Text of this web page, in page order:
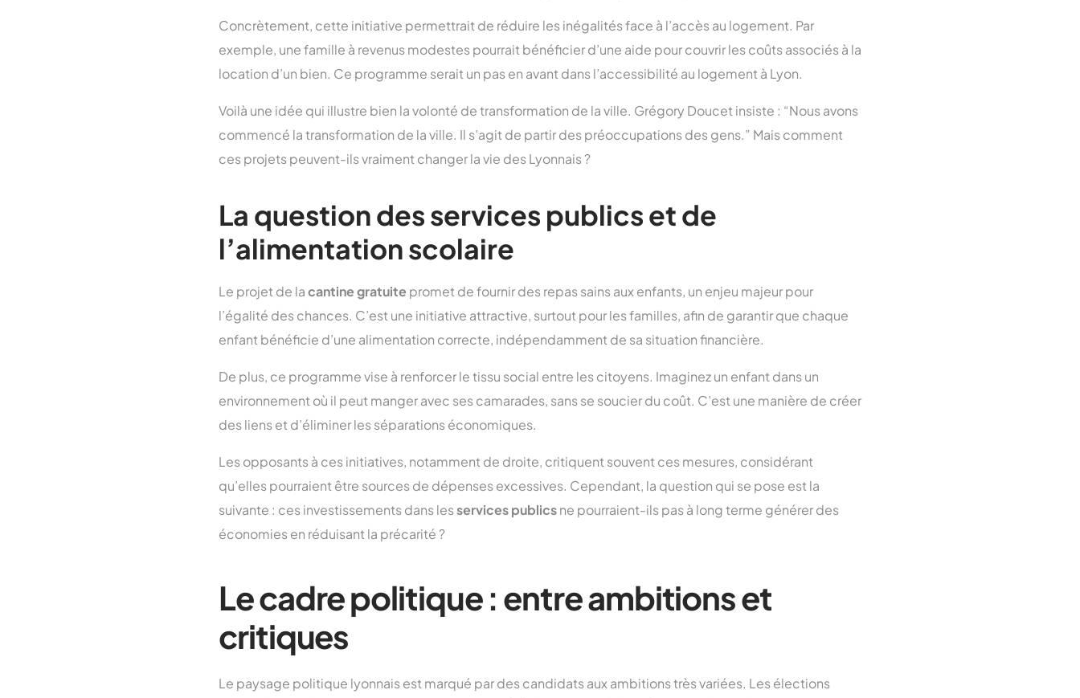
Concrètement, cette initiative permettrait de réduire les inégalités face à l’accès au logement. Par
exemple, une famille à revenus modestes pourrait bénéficier d’une aide pour couvrir les coûts associés à la
location d’un bien. Ce programme serait un pas en avant dans l’accessibilité au logement à Lyon.
Voilà une idée qui illustre bien la volonté de transformation de la ville. Grégory Doucet insiste : “Nous avons
commencé la transformation de la ville. Il s’agit de partir des préoccupations des gens.” Mais comment
ces projets peuvent-ils vraiment changer la vie des Lyonnais ?
La question des services publics et de
l’alimentation scolaire
Le projet de lacantine gratuite promet de fournir des repas sains aux enfants, un enjeu majeur pour
l’égalité des chances. C’est une initiative attractive, surtout pour les familles, afin de garantir que chaque
enfant bénéficie d’une alimentation correcte, indépendamment de sa situation financière.
De plus, ce programme vise à renforcer le tissu social entre les citoyens. Imaginez un enfant dans un
environnement où il peut manger avec ses camarades, sans se soucier du coût. C’est une manière de créer
des liens et d’éliminer les séparations économiques.
Les opposants à ces initiatives, notamment de droite, critiquent souvent ces mesures, considérant
qu’elles pourraient être sources de dépenses excessives. Cependant, la question qui se pose est la
suivante : ces investissements dans lesservices publicsne pourraient-ils pas à long terme générer des
économies en réduisant la précarité ?
Le cadre politique : entre ambitions et
critiques
Le paysage politique lyonnais est marqué par des candidats aux ambitions très variées. Les élections